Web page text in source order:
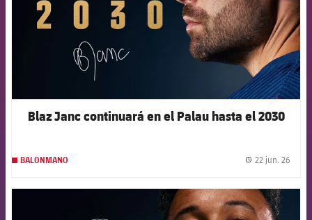
Blaz Janc continuará en el Palau hasta el 2030
BALONMANO 22 jun. 26
FCB Barcelona badge